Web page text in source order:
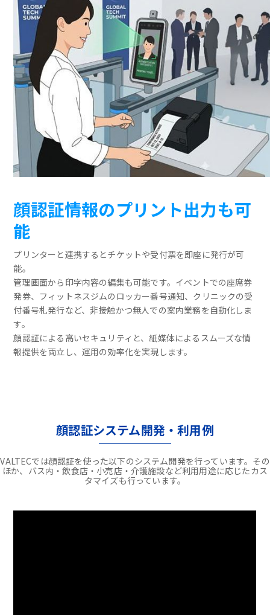
顔認証情報のプリント出力も可
能
プリンターと連携するとチケットや受付票を即座に発行が可
能。
管理画面から印字内容の編集も可能です。イベントでの座席券
発券、フィットネスジムのロッカー番号通知、クリニックの受
付番号札発行など、非接触かつ無人での案内業務を自動化しま
す。
顔認証による高いセキュリティと、紙媒体によるスムーズな情
報提供を両立し、運用の効率化を実現します。
顔認証システム開発・利用例
VALTECでは顔認証を使った以下のシステム開発を行っています。その
ほか、バス内・飲食店・小売店・介護施設など利用用途に応じたカス
タマイズも行っています。